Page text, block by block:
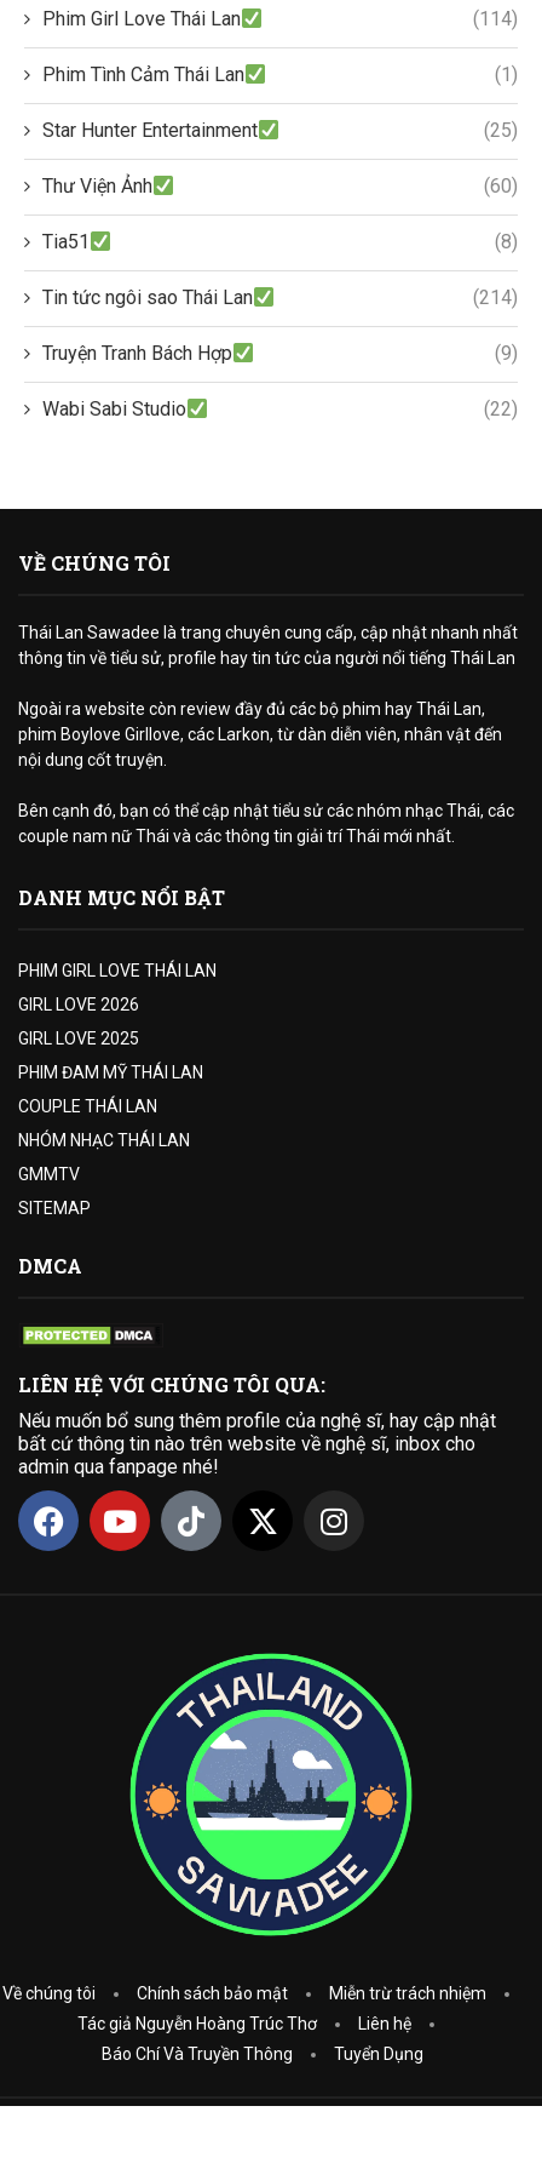
Phim Girl Love Thái Lan (114)
Phim Tình Cảm Thái Lan (1)
Star Hunter Entertainment (25)
Thư Viện Ảnh (60)
Tia51 (8)
Tin tức ngôi sao Thái Lan (214)
Truyện Tranh Bách Hợp (9)
Wabi Sabi Studio (22)
VỀ CHÚNG TÔI
Thái Lan Sawadee là trang chuyên cung cấp, cập nhật nhanh nhất
thông tin về tiểu sử, profile hay tin tức của người nổi tiếng Thái Lan
Ngoài ra website còn review đầy đủ các bộ phim hay Thái Lan,
phim Boylove Girllove, các Larkon, từ dàn diễn viên, nhân vật đến
nội dung cốt truyện.
Bên cạnh đó, bạn có thể cập nhật tiểu sử các nhóm nhạc Thái, các
couple nam nữ Thái và các thông tin giải trí Thái mới nhất.
DANH MỤC NỔI BẬT
PHIM GIRL LOVE THÁI LAN
GIRL LOVE 2026
GIRL LOVE 2025
PHIM ĐAM MỸ THÁI LAN
COUPLE THÁI LAN
NHÓM NHẠC THÁI LAN
GMMTV
SITEMAP
DMCA
LIÊN HỆ VỚI CHÚNG TÔI QUA:
Nếu muốn bổ sung thêm profile của nghệ sĩ, hay cập nhật
bất cứ thông tin nào trên website về nghệ sĩ, inbox cho
admin qua fanpage nhé!
Về chúng tôi Chính sách bảo mật
Miễn trừ trách nhiệm
Tác giả Nguyễn Hoàng Trúc Thơ
Liên hệ
Báo Chí Và Truyền Thông
Tuyển Dụng